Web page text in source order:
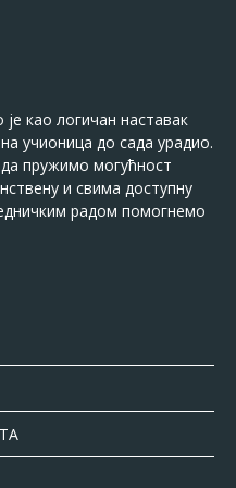
као логичан наставак
учионица до сада урадио.
пружимо могућност
и свима доступну
радом помогнемо